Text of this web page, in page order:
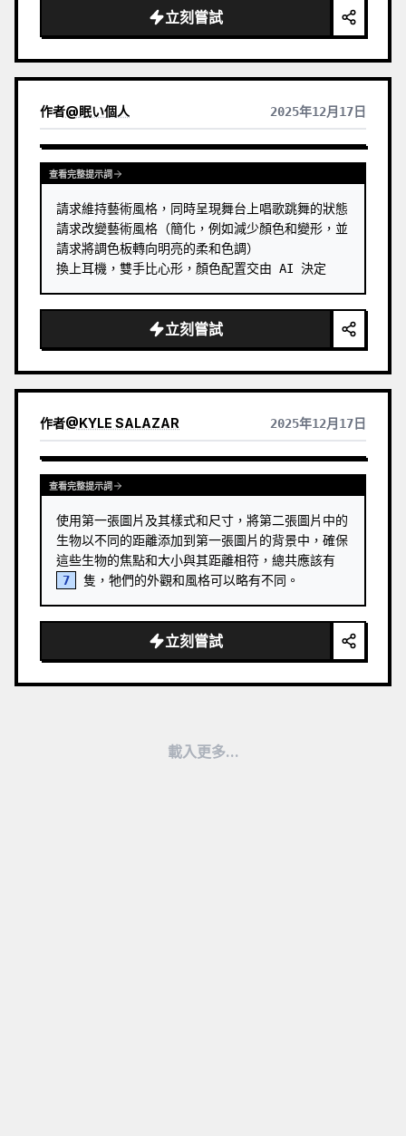
立刻嘗試
作者@眠い個人 2025年12月17日
查看完整提示詞
請求維持藝術風格，同時呈現舞台上唱歌跳舞的狀態
請求改變藝術風格（簡化，例如減少顏色和變形，並
請求將調色板轉向明亮的柔和色調）
換上耳機，雙手比心形，顏色配置交由 AI 決定
立刻嘗試
作者@KYLE SALAZAR 2025年12月17日
查看完整提示詞
使用第一張圖片及其樣式和尺寸，將第二張圖片中的
生物以不同的距離添加到第一張圖片的背景中，確保
7
隻，牠們的外觀和風格可以略有不同。
立刻嘗試
載入更多...